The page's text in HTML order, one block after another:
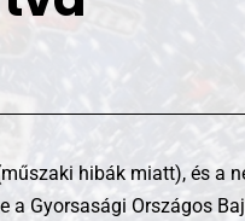
hibák miatt), és a
a Gyorsasági Országos